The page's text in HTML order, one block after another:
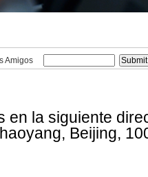
Amigos
en la siguiente
Beijing,